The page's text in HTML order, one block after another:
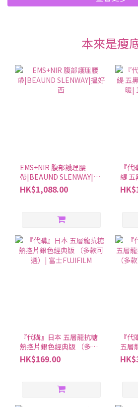
本來是瘦
EMS+NIR 腹部護理腰
帶|BEAUND SLENWAY|搵
好西
HK$1,088.00
『
緹
溫暖|
『代購』日本 五層龍抗糖
熱控片銀色經典版 （多款
可選）| 富士FUJIFILM
HK$169.00
『
五層
強版